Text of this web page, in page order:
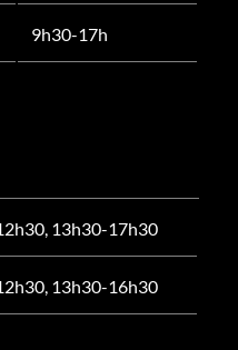
9h30-17h
13h30-17h30
13h30-16h30